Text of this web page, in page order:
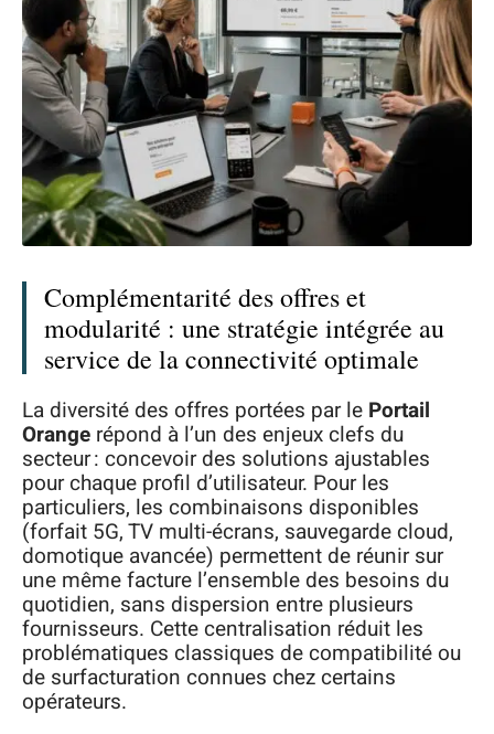
Complémentarité des offres et
modularité : une stratégie intégrée au
service de la connectivité optimale
La diversité des offres portées par le Portail
Orange répond à l’un des enjeux clefs du
secteur : concevoir des solutions ajustables
pour chaque profil d’utilisateur. Pour les
particuliers, les combinaisons disponibles
(forfait 5G, TV multi-écrans, sauvegarde cloud,
domotique avancée) permettent de réunir sur
une même facture l’ensemble des besoins du
quotidien, sans dispersion entre plusieurs
fournisseurs. Cette centralisation réduit les
problématiques classiques de compatibilité ou
de surfacturation connues chez certains
opérateurs.